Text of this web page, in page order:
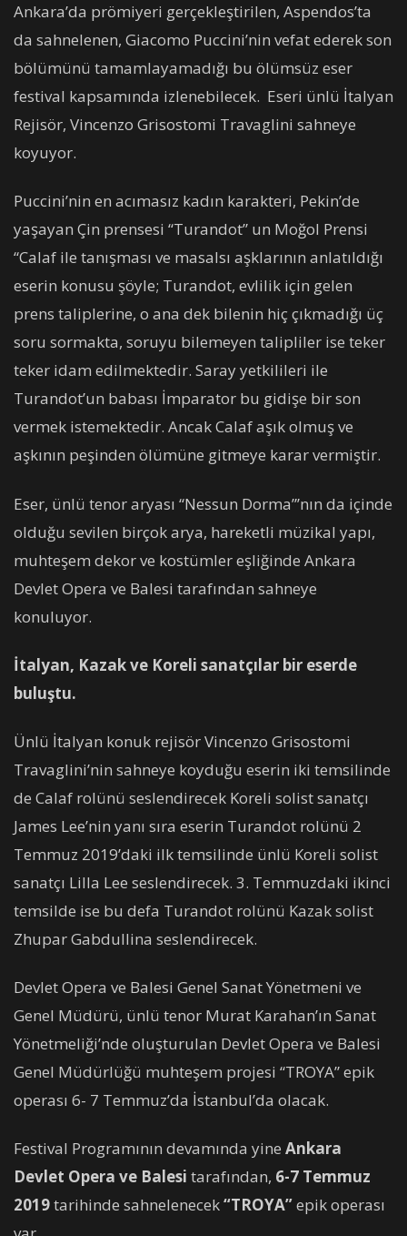
Ankara’da prömiyeri gerçekleştirilen, Aspendos’ta
da sahnelenen, Giacomo Puccini’nin vefat ederek son
bölümünü tamamlayamadığı bu ölümsüz eser
festival kapsamında izlenebilecek. Eseri ünlü İtalyan
Rejisör, Vincenzo Grisostomi Travaglini sahneye
koyuyor.
Puccini’nin en acımasız kadın karakteri, Pekin’de
yaşayan Çin prensesi “Turandot” un Moğol Prensi
“Calaf ile tanışması ve masalsı aşklarının anlatıldığı
eserin konusu şöyle; Turandot, evlilik için gelen
prens taliplerine, o ana dek bilenin hiç çıkmadığı üç
soru sormakta, soruyu bilemeyen talipliler ise teker
teker idam edilmektedir. Saray yetkilileri ile
Turandot’un babası İmparator bu gidişe bir son
vermek istemektedir. Ancak Calaf aşık olmuş ve
aşkının peşinden ölümüne gitmeye karar vermiştir.
Eser, ünlü tenor aryası “Nessun Dorma”’nın da içinde
olduğu sevilen birçok arya, hareketli müzikal yapı,
muhteşem dekor ve kostümler eşliğinde Ankara
Devlet Opera ve Balesi tarafından sahneye
konuluyor.
İtalyan, Kazak ve Koreli sanatçılar bir eserde
buluştu.
Ünlü İtalyan konuk rejisör Vincenzo Grisostomi
Travaglini’nin sahneye koyduğu eserin iki temsilinde
de Calaf rolünü seslendirecek Koreli solist sanatçı
James Lee’nin yanı sıra eserin Turandot rolünü 2
Temmuz 2019’daki ilk temsilinde ünlü Koreli solist
sanatçı Lilla Lee seslendirecek. 3. Temmuzdaki ikinci
temsilde ise bu defa Turandot rolünü Kazak solist
Zhupar Gabdullina seslendirecek.
Devlet Opera ve Balesi Genel Sanat Yönetmeni ve
Genel Müdürü, ünlü tenor Murat Karahan’ın Sanat
Yönetmeliği’nde oluşturulan Devlet Opera ve Balesi
Genel Müdürlüğü muhteşem projesi “TROYA” epik
operası 6- 7 Temmuz’da İstanbul’da olacak.
Festival Programının devamında yine Ankara
Devlet Opera ve Balesi tarafından, 6-7 Temmuz
2019tarihinde sahnelenecek“TROYA”epik operası